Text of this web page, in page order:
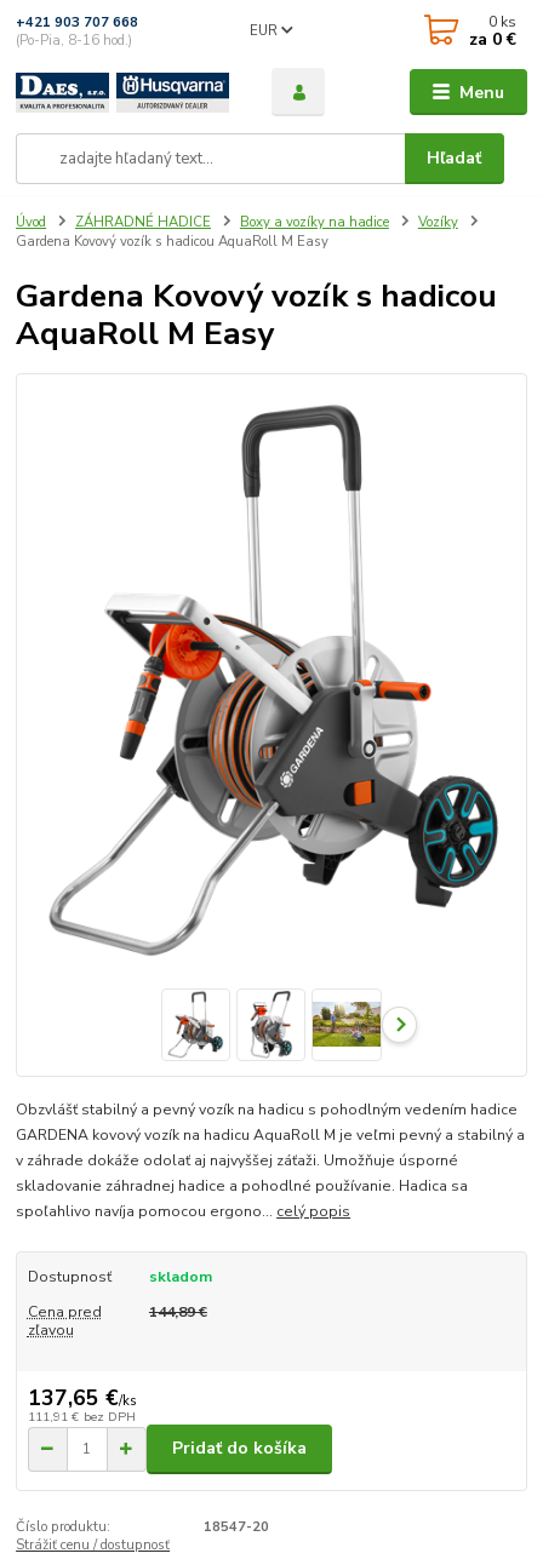
Menu
EUR
Hľadať
+421 903 707 668
(Po-Pia, 8-16 hod.)
0 ks
za 0 €
Úvod ZÁHRADNÉ HADICE Boxy a vozíky na hadice
Vozíky
Gardena Kovový vozík s hadicou AquaRoll M Easy
Gardena Kovový vozík s hadicou
AquaRoll M Easy
Obzvlášť stabilný a pevný vozík na hadicu s pohodlným vedením hadice
GARDENA kovový vozík na hadicu AquaRoll M je veľmi pevný a stabilný a
v záhrade dokáže odolať aj najvyššej záťaži. Umožňuje úsporné
skladovanie záhradnej hadice a pohodlné používanie. Hadica sa
spoľahlivo navíja pomocou ergono... celý popis
Dostupnosť
skladom
Cena pred
zľavou
144,89 €
137,65 €/ks
111,91 € bez DPH
Pridať do košíka
Číslo produktu:
18547-20
Strážiť cenu / dostupnosť